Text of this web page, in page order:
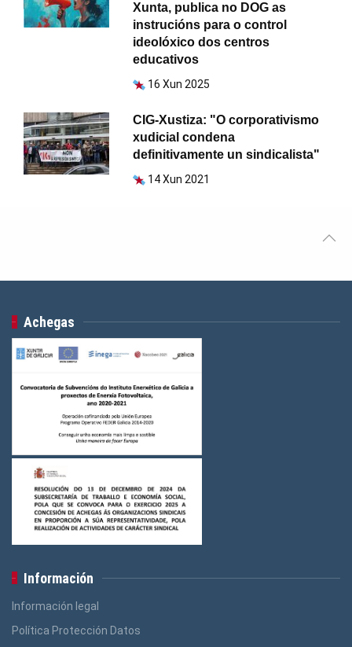
Xunta, publica no DOG as
instrucións para o control
ideolóxico dos centros
educativos
16 Xun 2025
CIG-Xustiza: "O corporativismo
xudicial condena
definitivamente un sindicalista"
14 Xun 2021
Achegas
Información
Información legal
Política Protección Datos